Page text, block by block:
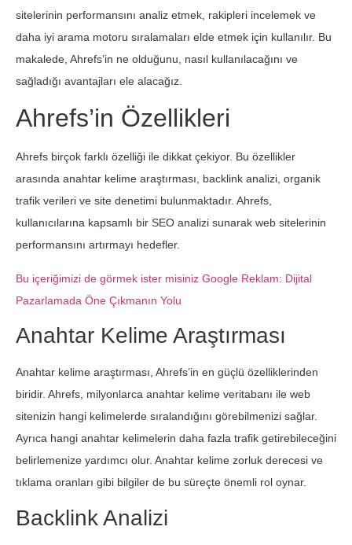
sitelerinin performansını analiz etmek, rakipleri incelemek ve
daha iyi arama motoru sıralamaları elde etmek için kullanılır. Bu
makalede, Ahrefs’in ne olduğunu, nasıl kullanılacağını ve
sağladığı avantajları ele alacağız.
Ahrefs’in Özellikleri
Ahrefs birçok farklı özelliği ile dikkat çekiyor. Bu özellikler
arasında anahtar kelime araştırması, backlink analizi, organik
trafik verileri ve site denetimi bulunmaktadır. Ahrefs,
kullanıcılarına kapsamlı bir SEO analizi sunarak web sitelerinin
performansını artırmayı hedefler.
Bu içeriğimizi de görmek ister misiniz Google Reklam: Dijital
Pazarlamada Öne Çıkmanın Yolu
Anahtar Kelime Araştırması
Anahtar kelime araştırması, Ahrefs’in en güçlü özelliklerinden
biridir. Ahrefs, milyonlarca anahtar kelime veritabanı ile web
sitenizin hangi kelimelerde sıralandığını görebilmenizi sağlar.
Ayrıca hangi anahtar kelimelerin daha fazla trafik getirebileceğini
belirlemenize yardımcı olur. Anahtar kelime zorluk derecesi ve
tıklama oranları gibi bilgiler de bu süreçte önemli rol oynar.
Backlink Analizi